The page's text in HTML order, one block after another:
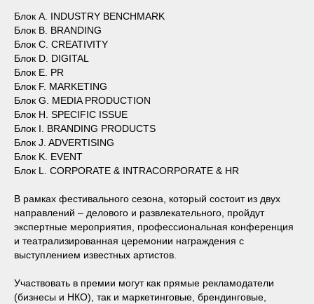
Блок A. INDUSTRY BENCHMARK
Блок B. BRANDING
Блок C. CREATIVITY
Блок D. DIGITAL
Блок E. PR
Блок F. MARKETING
Блок G. MEDIA PRODUCTION
Блок H. SPECIFIC ISSUE
Блок I. BRANDING PRODUCTS
Блок J. ADVERTISING
Блок K. EVENT
Блок L. CORPORATE & INTRACORPORATE & HR
В рамках фестивального сезона, который состоит из двух
направлений – делового и развлекательного, пройдут
экспертные мероприятия, профессиональная конференция
и театрализированная церемонии награждения с
выступлением известных артистов.
Участвовать в премии могут как прямые рекламодатели
(бизнесы и НКО), так и маркетинговые, брендинговые,